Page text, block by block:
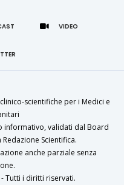
scientifiche per i Medici e
informativo, validati dal Board
Scientifica.
anche parziale senza
- Tutti i diritti riservati.